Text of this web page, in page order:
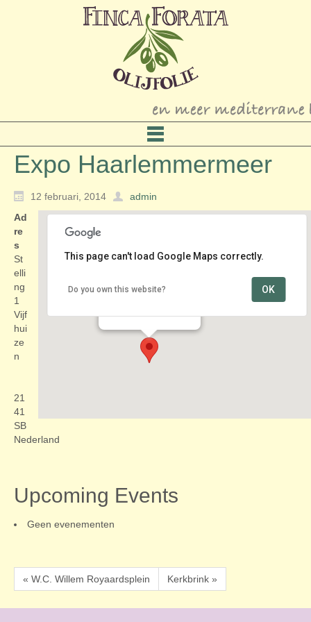
Expo Haarlemmermeer
12 februari, 2014 admin
Expo Haarlemmermeer
This page can't load Google Maps correctly.
Do you own this website? OK
Ad
re
s
St
elli
ng
1
Vijf
hui
ze
n
21
41
SB
Nederland
Upcoming Events
Geen evenementen
« W.C. Willem Royaardsplein Kerkbrink »